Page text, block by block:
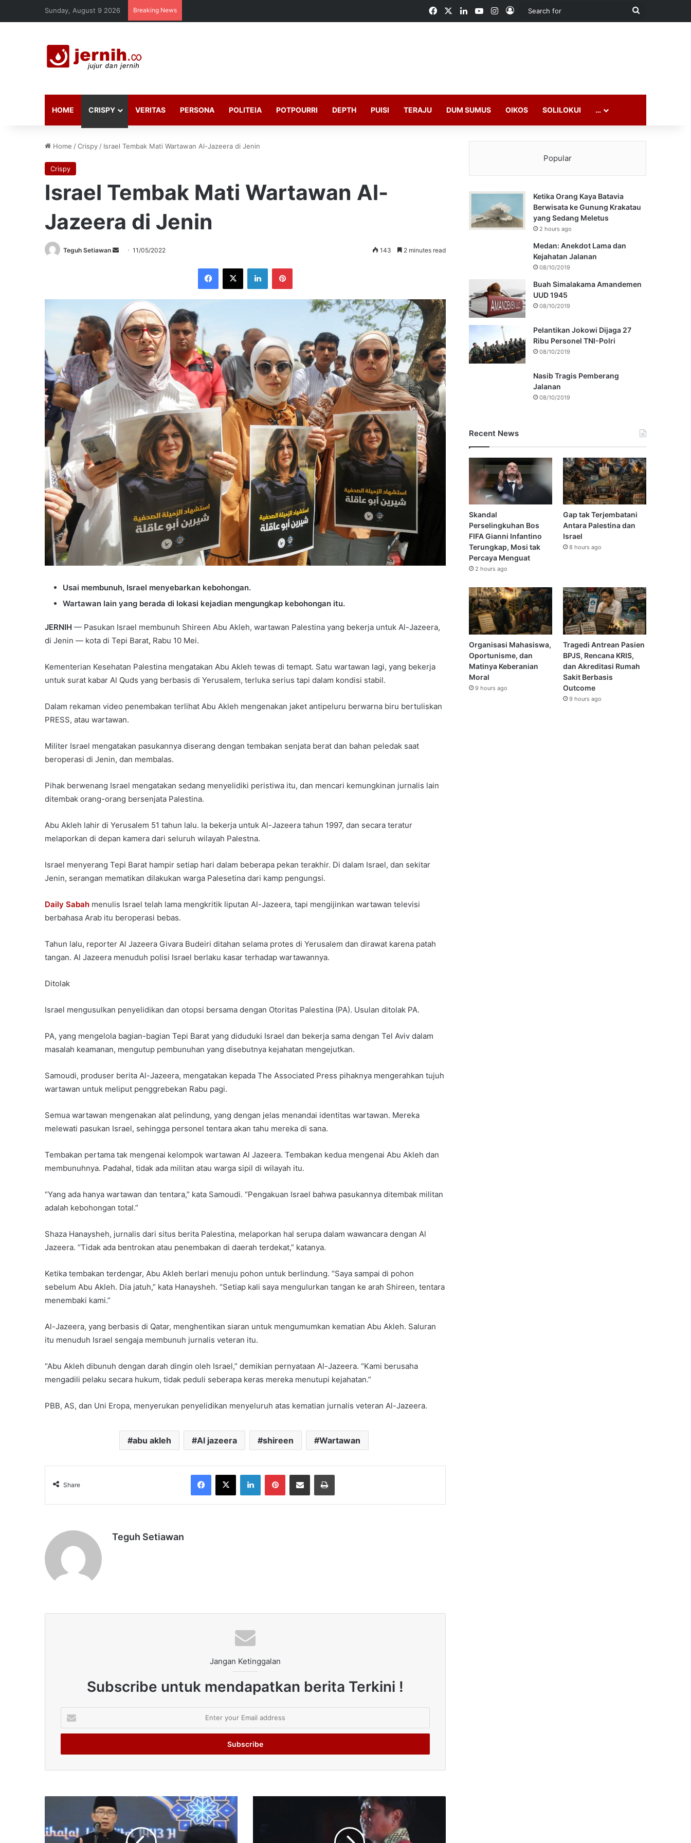
Sunday, August 9 2026 Breaking News FacebookLinkedInYouTubeInstagram
Log In
Search
HOME CRISPY VERITAS PERSONA POLITEIA POTPOURRI DEPTH PUISI TERAJU DUM SUMUS OIKOS SOLILOKUI …
Home /Crispy / Israel Tembak Mati Wartawan Al-Jazeera di Jenin
Crispy
Israel Tembak Mati Wartawan Al-
Jazeera di Jenin
Teguh Setiawan
Send11/05/2022 143 2 minutes read
Facebook
X LinkedInPinterest
Usai membunuh, Israel menyebarkan kebohongan.
Wartawan lain yang berada di lokasi kejadian mengungkap kebohongan itu.
JERNIH — Pasukan Israel membunuh Shireen Abu Akleh, wartawan Palestina yang bekerja untuk Al-Jazeera,
di Jenin — kota di Tepi Barat, Rabu 10 Mei.
Kementerian Kesehatan Palestina mengatakan Abu Akleh tewas di temapt. Satu wartawan lagi, yang bekerja
untuk surat kabar Al Quds yang berbasis di Yerusalem, terluka serius tapi dalam kondisi stabil.
Dalam rekaman video penembakan terlihat Abu Akleh mengenakan jaket antipeluru berwarna biru bertuliskan
PRESS, atau wartawan.
Militer Israel mengatakan pasukannya diserang dengan tembakan senjata berat dan bahan peledak saat
beroperasi di Jenin, dan membalas.
Pihak berwenang Israel mengatakan sedang menyelidiki peristiwa itu, dan mencari kemungkinan jurnalis lain
ditembak orang-orang bersenjata Palestina.
Abu Akleh lahir di Yerusalem 51 tahun lalu. Ia bekerja untuk Al-Jazeera tahun 1997, dan secara teratur
melaporkan di depan kamera dari seluruh wilayah Palestna.
Israel menyerang Tepi Barat hampir setiap hari dalam beberapa pekan terakhir. Di dalam Israel, dan sekitar
Jenin, serangan mematikan dilakukan warga Palesetina dari kamp pengungsi.
Daily Sabah menulis Israel telah lama mengkritik liputan Al-Jazeera, tapi mengijinkan wartawan televisi
berbahasa Arab itu beroperasi bebas.
Tahun lalu, reporter Al Jazeera Givara Budeiri ditahan selama protes di Yerusalem dan dirawat karena patah
tangan. Al Jazeera menuduh polisi Israel berlaku kasar terhadap wartawannya.
Ditolak
Israel mengusulkan penyelidikan dan otopsi bersama dengan Otoritas Palestina (PA). Usulan ditolak PA.
PA, yang mengelola bagian-bagian Tepi Barat yang diduduki Israel dan bekerja sama dengan Tel Aviv dalam
masalah keamanan, mengutup pembunuhan yang disebutnya kejahatan mengejutkan.
Samoudi, produser berita Al-Jazeera, mengatakan kepada The Associated Press pihaknya mengerahkan tujuh
wartawan untuk meliput penggrebekan Rabu pagi.
Semua wartawan mengenakan alat pelindung, yang dengan jelas menandai identitas wartawan. Mereka
melewati pasukan Israel, sehingga personel tentara akan tahu mereka di sana.
Tembakan pertama tak mengenai kelompok wartawan Al Jazeera. Tembakan kedua mengenai Abu Akleh dan
membunuhnya. Padahal, tidak ada militan atau warga sipil di wilayah itu.
“Yang ada hanya wartawan dan tentara,” kata Samoudi. “Pengakuan Israel bahwa pasukannya ditembak militan
adalah kebohongan total.”
Shaza Hanaysheh, jurnalis dari situs berita Palestina, melaporkan hal serupa dalam wawancara dengan Al
Jazeera. “Tidak ada bentrokan atau penembakan di daerah terdekat,” katanya.
Ketika tembakan terdengar, Abu Akleh berlari menuju pohon untuk berlindung. “Saya sampai di pohon
sebelum Abu Akleh. Dia jatuh,” kata Hanaysheh. “Setiap kali saya mengulurkan tangan ke arah Shireen, tentara
menembaki kami.”
Al-Jazeera, yang berbasis di Qatar, menghentikan siaran untuk mengumumkan kematian Abu Akleh. Saluran
itu menuduh Israel sengaja membunuh jurnalis veteran itu.
“Abu Akleh dibunuh dengan darah dingin oleh Israel,” demikian pernyataan Al-Jazeera. “Kami berusaha
mengadili pelaku secara hukum, tidak peduli seberapa keras mereka menutupi kejahatan.”
PBB, AS, dan Uni Eropa, menyerukan penyelidikan menyeluruh atas kematian jurnalis veteran Al-Jazeera.
abu akleh Al jazeera shireen Wartawan
Share
Facebook
X LinkedInPinterestShare via Email Print
Teguh Setiawan
Jangan Ketinggalan
Subscribe untuk mendapatkan berita Terkini !
your
Email
Popular
Ketika Orang Kaya Batavia
Berwisata ke Gunung Krakatau
yang Sedang Meletus
2 hours ago
Medan: Anekdot Lama dan
Kejahatan Jalanan
08/10/2019
Buah Simalakama Amandemen
UUD 1945
08/10/2019
Pelantikan Jokowi Dijaga 27
Ribu Personel TNI-Polri
08/10/2019
Nasib Tragis Pemberang
Jalanan
08/10/2019
Recent News
Skandal
Perselingkuhan Bos
FIFA Gianni Infantino
Terungkap, Mosi tak
Percaya Menguat
2 hours ago
Gap tak Terjembatani
Antara Palestina dan
Israel
8 hours ago
Organisasi Mahasiswa,
Oportunisme, dan
Matinya Keberanian
Moral
9 hours ago
Tragedi Antrean Pasien
BPJS, Rencana KRIS,
dan Akreditasi Rumah
Sakit Berbasis
Outcome
9 hours ago